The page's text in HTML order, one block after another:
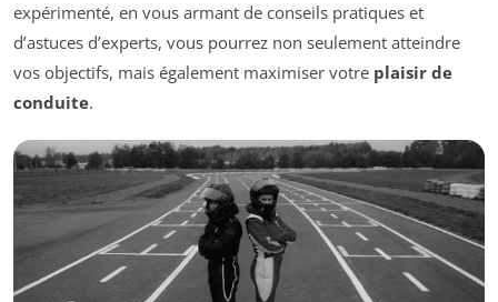
expérimenté, en vous armant de conseils pratiques et
d’astuces d’experts, vous pourrez non seulement atteindre
vos objectifs, mais également maximiser votre plaisir de
conduite.